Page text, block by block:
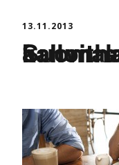
13.11.2013
Suomalaiset ovat